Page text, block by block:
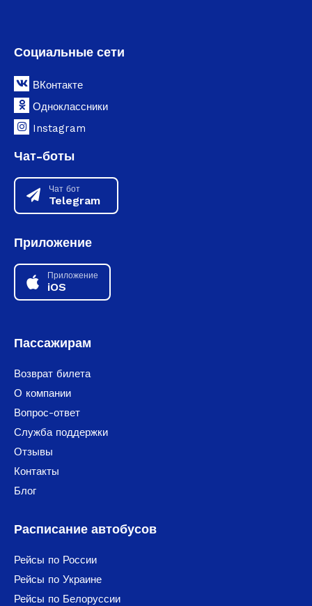
Социальные сети
ВКонтакте
Одноклассники
Instagram
Чат-боты
Чат бот
Telegram
Приложение
Приложение
iOS
Пассажирам
Возврат билета
О компании
Вопрос-ответ
Служба поддержки
Отзывы
Контакты
Блог
Расписание автобусов
Рейсы по России
Рейсы по Украине
Рейсы по Белоруссии